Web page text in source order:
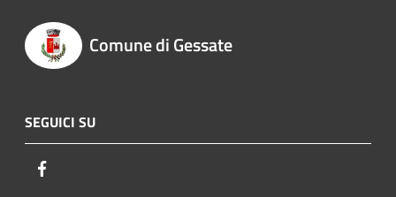
Comune di Gessate
SEGUICI SU